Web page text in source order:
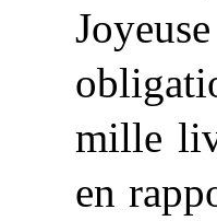
mille
en